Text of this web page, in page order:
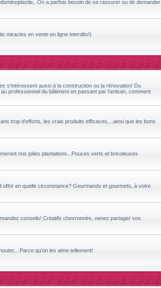
a parfois besoin de se rassurer ou de demander
miracles en vente en ligne interdits!)
s'intéressent aussi à la construction ou la rénovation! Du
professionnel du bâtiment en passant par l'artisan, comment
trop d'efforts, les vrais produits efficaces,...ainsi que les bons
nos jolies plantations...Pouces verts et bricoleuses
en quelle circonstance? Gourmands et gourmets, à votre
conseils! Créatifs chevronnés, venez partager vos
qu'on les aime tellement!